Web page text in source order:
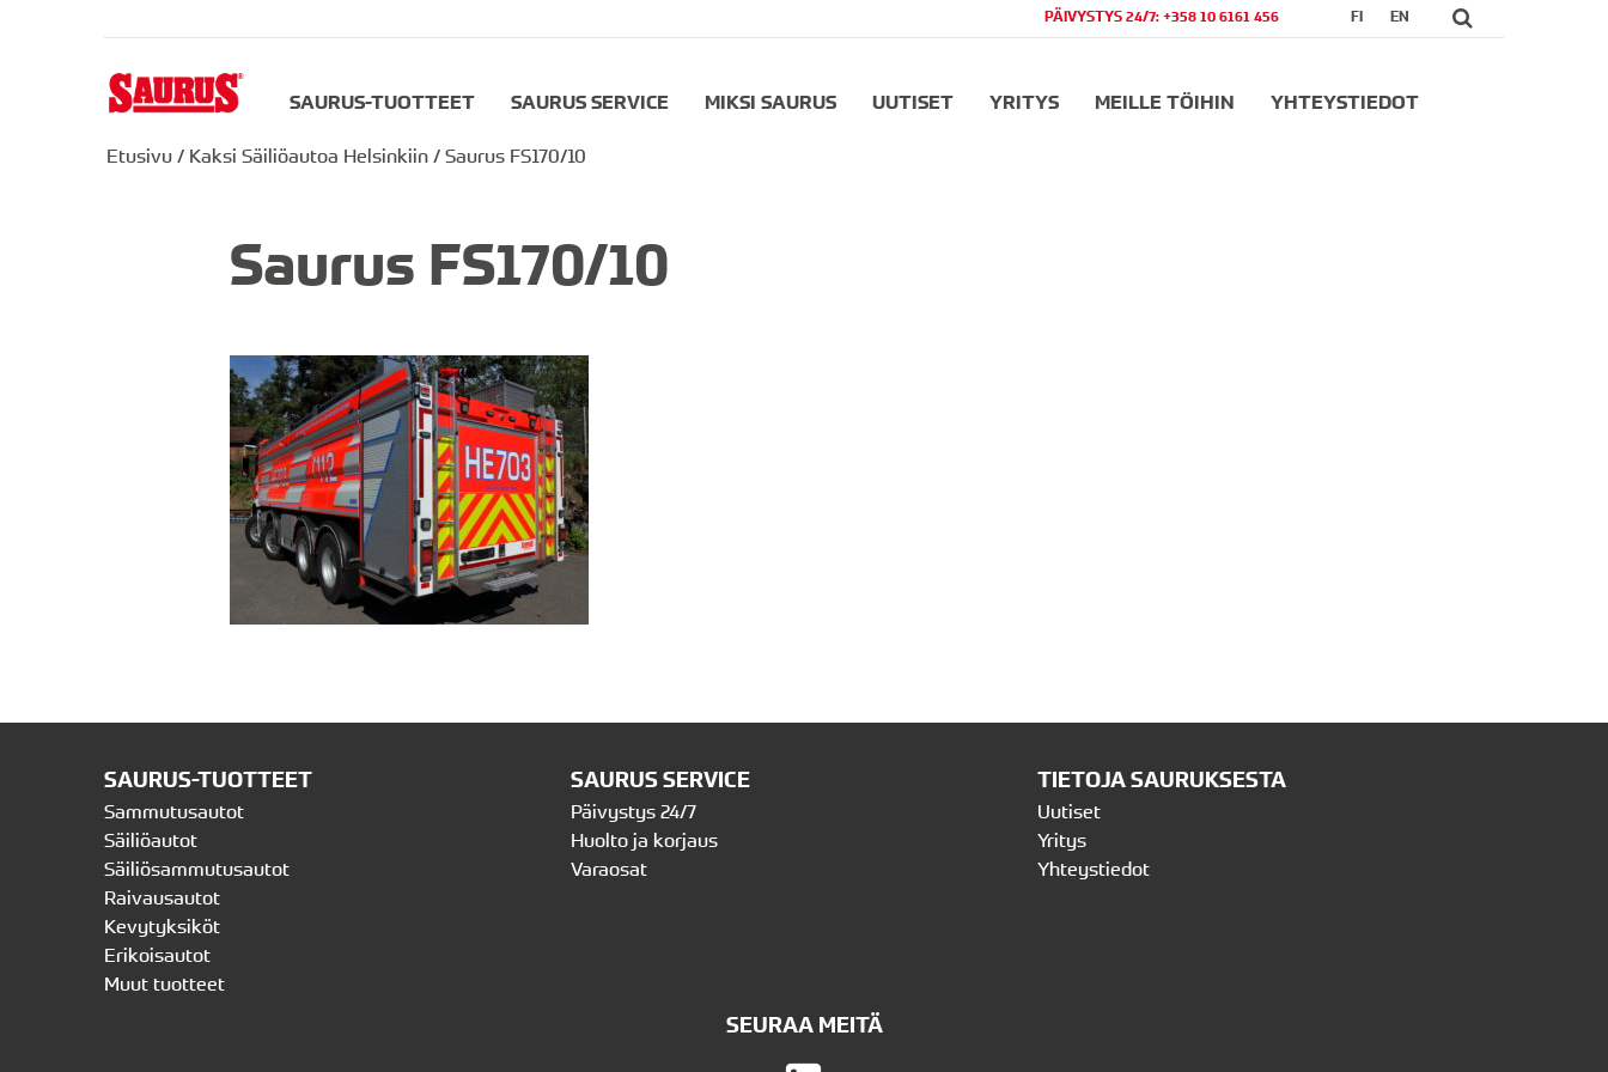
FI EN
PÄIVYSTYS 24/7: +358 10 6161 456
SAURUS-TUOTTEET SAURUS SERVICE MIKSI SAURUS UUTISET YRITYS MEILLE TÖIHIN YHTEYSTIEDOT
Etusivu / Kaksi Säiliöautoa Helsinkiin / Saurus FS170/10
Saurus FS170/10
SAURUS-TUOTTEET
Sammutusautot
Säiliöautot
Säiliösammutusautot
Raivausautot
Kevytyksiköt
Erikoisautot
Muut tuotteet
SAURUS SERVICE
Päivystys 24/7
Huolto ja korjaus
Varaosat
TIETOJA SAURUKSESTA
Uutiset
Yritys
Yhteystiedot
SEURAA MEITÄ